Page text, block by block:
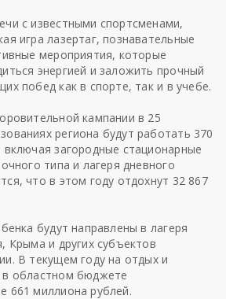
с известными спортсменами,
игра лазертаг, познавательные
мероприятия, которые
энергией и заложить прочный
побед как в спорте, так и в учебе.
кампании в 25
региона будут работать 370
включая загородные стационарные
типа и лагеря дневного
что в этом году отдохнут 32 867
будут направлены в лагеря
Крыма и других субъектов
В текущем году на отдых и
в областном бюджете
661 миллиона рублей.